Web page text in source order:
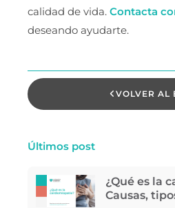
calidad de vida. Contacta
deseando ayudarte.
VOLVER AL
Últimos post
¿Qué es la
Causas,